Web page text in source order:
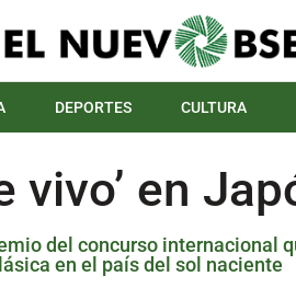
DEPORTES CULTURA
vivo’ en
del concurso internacional
en el país del sol naciente